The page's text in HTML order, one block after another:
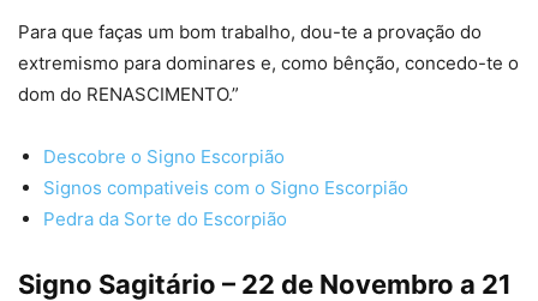
Para que faças um bom trabalho, dou-te a provação do
extremismo para dominares e, como bênção, concedo-te o
dom do RENASCIMENTO.”
Descobre o Signo Escorpião
Signos compativeis com o Signo Escorpião
Pedra da Sorte do Escorpião
Signo Sagitário – 22 de Novembro a 21